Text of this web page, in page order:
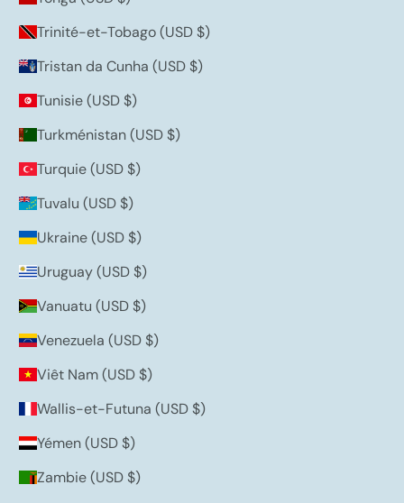
Trinité-et-Tobago (USD $)
Tristan da Cunha (USD $)
Tunisie (USD $)
Turkménistan (USD $)
Turquie (USD $)
Tuvalu (USD $)
Ukraine (USD $)
Uruguay (USD $)
Vanuatu (USD $)
Venezuela (USD $)
Viêt Nam (USD $)
Wallis-et-Futuna (USD $)
Yémen (USD $)
Zambie (USD $)